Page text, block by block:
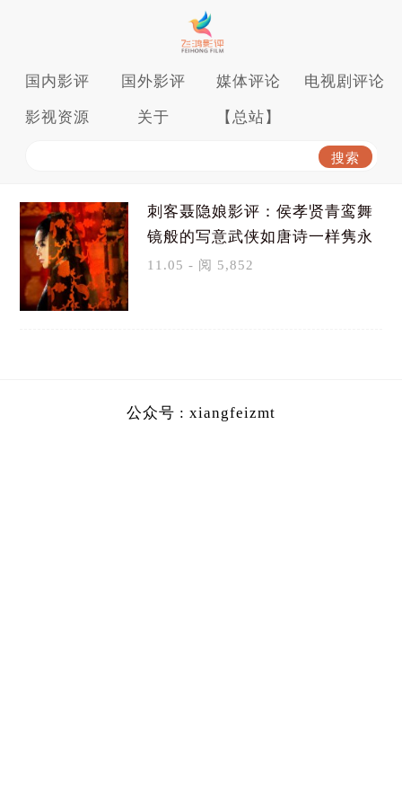
国内影评 国外影评 媒体评论 电视剧评论
影视资源 关于 【总站】
刺客聂隐娘影评：侯孝贤青鸾舞
镜般的写意武侠如唐诗一样隽永
11.05 - 阅 5,852
公众号 : xiangfeizmt